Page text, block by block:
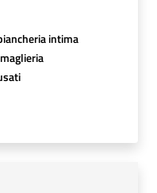
intima
maglieria